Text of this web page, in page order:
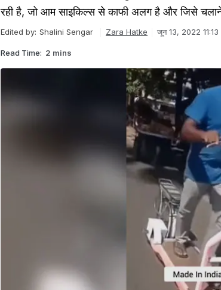
रही है, जो आम साइकिल्स से काफी अलग है और जिसे
Edited by: Shalini Sengar Zara Hatke जून 13, 2022 11:13
Read Time: 2 mins